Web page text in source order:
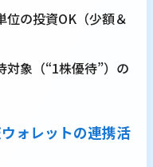
位の投資OK（少額＆
対象（“1株優待”）の
ォレットの連携活